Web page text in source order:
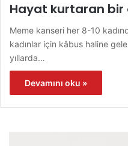
Hayat kurtaran
Meme kanseri her 8-10
kadınlar için kâbus haline
yıllarda…
Devamını oku »